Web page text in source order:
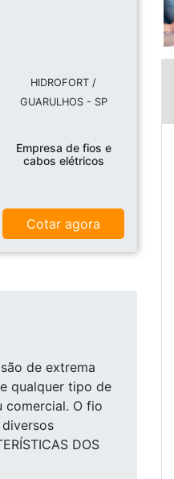
HIDROFORT /
GUARULHOS - SP
Empresa de fios e
cabos elétricos
Cotar agora
são de extrema
qualquer tipo de
comercial. O fio
DOS